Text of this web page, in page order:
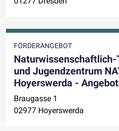
FÖRDERANGEBOT
Naturwissenschaftlich-
und Jugendzentrum
Hoyerswerda -
Braugasse 1
02977 Hoyerswerda